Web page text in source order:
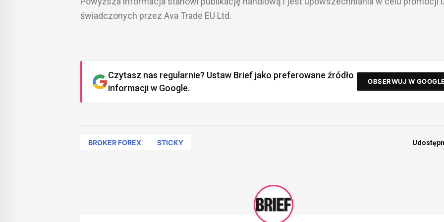
świadczonych przez Ava Trade EU Ltd.
Czytasz nas regularnie? Ustaw Brief jako preferowane źródło
informacji w Google.
OBSERWUJ W
BROKER FOREX STICKY